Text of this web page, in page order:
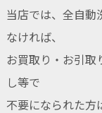
当店では、全自動
なければ、
お買取り・お引取
し等で
不要になられた方